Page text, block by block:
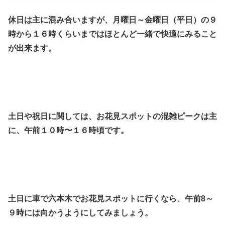
休日は主に混み合いますが、月曜日～金曜日（平日）の９
時から１６時くらいまではほとんど一緒で快適にみること
が出来ます。
土日や祝日に関しては、お花見スポットの混雑ピークは主
に、午前１０時〜１６時頃です。
土日に車で六本木でお花見スポットに行くなら、午前8～
９時には向かうようにしてみましょう。